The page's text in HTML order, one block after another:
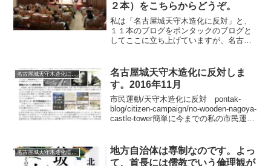
２本）をこちらからどうぞ。
私は「名古屋城天守木造化に反対」と、
１１本のブログをポンタックのブログと
してここに立ち上げていますが、名古屋
ここ入れます。2017年8月26日講演「壊
すな！名古屋城天守...
名古屋城天守木造化に反対しま
す。2016年11月
市民運動/天守木造化に反対 pontak-
blog/citizen-campaign/no-wooden-nagoya-
castle-tower簡単に今までの私の市民運動
名古屋城天守木造化に反対
地方自治体は専制なのです。よっ
て、首長には儒教でいう倫理観が